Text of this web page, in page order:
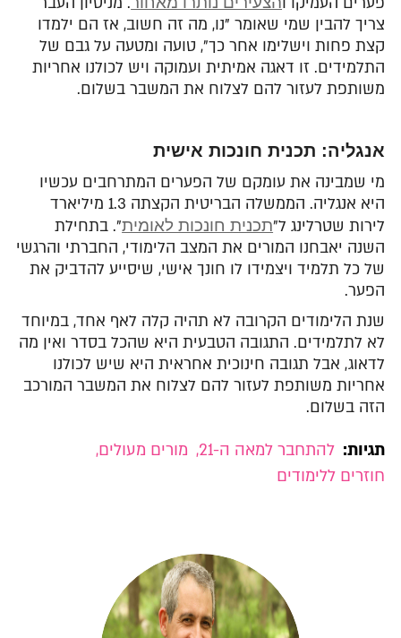
צריך להבין שמי שאומר "נו, מה זה חשוב, אז הם ילמדו
קצת פחות וישלימו אחר כך", טועה ומטעה על גבם של
התלמידים. זו דאגה אמיתית ועמוקה ויש לכולנו אחריות
משותפת לעזור להם לצלוח את המשבר בשלום.
אנגליה: תכנית חונכות אישית
מי שמבינה את עומקם של הפערים המתרחבים עכשיו
היא אנגליה. הממשלה הבריטית הקצתה 1.3 מיליארד
לירות שטרלינג ל"תכנית חונכות לאומית". בתחילת
השנה יאבחנו המורים את המצב הלימודי, החברתי והרגשי
של כל תלמיד ויצמידו לו חונך אישי, שיסייע להדביק את
הפער.
שנת הלימודים הקרובה לא תהיה קלה לאף אחד, במיוחד
לא לתלמידים. התגובה הטבעית היא שהכל בסדר ואין מה
לדאוג, אבל תגובה חינוכית אחראית היא שיש לכולנו
אחריות משותפת לעזור להם לצלוח את המשבר המורכב
הזה בשלום.
תגיות: להתחבר למאה ה-21 , מורים מעולים,
חוזרים ללימודים